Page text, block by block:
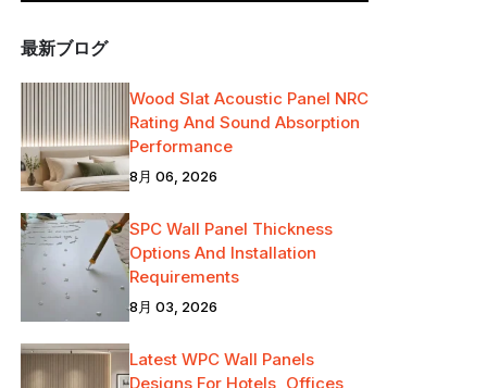
最新ブログ
Wood Slat Acoustic Panel NRC
Rating And Sound Absorption
Performance
8月 06, 2026
SPC Wall Panel Thickness
Options And Installation
Requirements
8月 03, 2026
Latest WPC Wall Panels
Designs For Hotels, Offices